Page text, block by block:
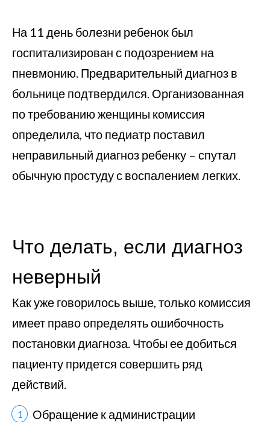
На 11 день болезни ребенок был
госпитализирован с подозрением на
пневмонию. Предварительный диагноз в
больнице подтвердился. Организованная
по требованию женщины комиссия
определила, что педиатр поставил
неправильный диагноз ребенку – спутал
обычную простуду с воспалением легких.
Что делать, если диагноз
неверный
Как уже говорилось выше, только комиссия
имеет право определять ошибочность
постановки диагноза. Чтобы ее добиться
пациенту придется совершить ряд
действий.
Обращение к администрации